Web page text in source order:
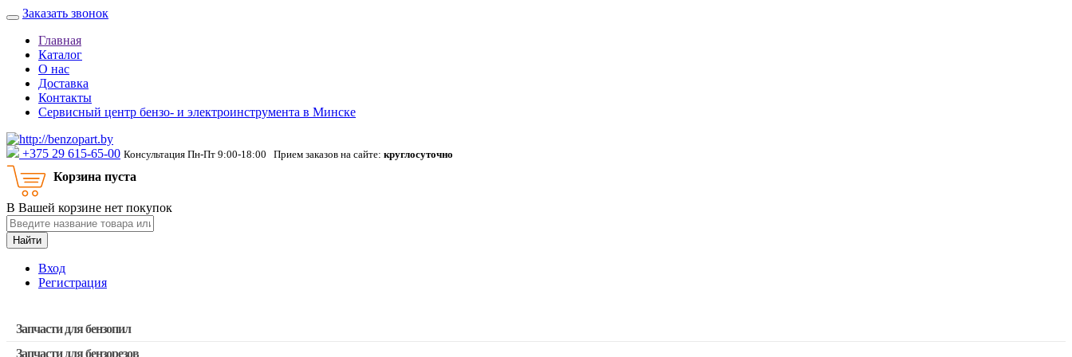
Заказать звонок
Главная
Каталог
О нас
Доставка
Контакты
Сервисный центр бензо- и электроинструмента в Минске
‎+375 29 615-65-00 Консультация Пн-Пт 9:00-18:00 Прием заказов на сайте: круглосуточно
Корзина пуста
В Вашей корзине нет покупок
Найти
Вход
Регистрация
Запчасти для бензопил
Запчасти для бензопил Stihl
Запчасти для бензорезов